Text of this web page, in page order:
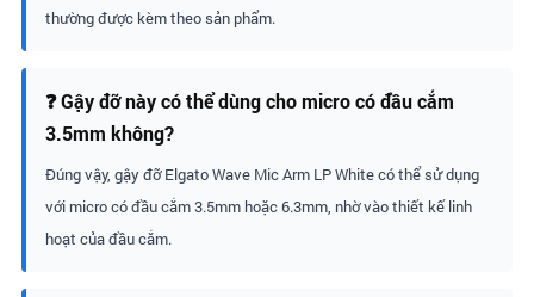
thường được kèm theo sản phẩm.
❓ Gậy đỡ này có thể dùng cho micro có đầu cắm
3.5mm không?
Đúng vậy, gậy đỡ Elgato Wave Mic Arm LP White có thể sử dụng
với micro có đầu cắm 3.5mm hoặc 6.3mm, nhờ vào thiết kế linh
hoạt của đầu cắm.